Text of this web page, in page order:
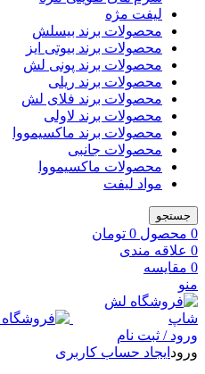
لیفت مژه
محصولات برند بیسلش
محصولات برند بیوتی ایز
محصولات برند پونی لش
محصولات برند ریلی
محصولات برند فلای لش
محصولات برند لاولی
محصولات برند ماکسیمووا
محصولات جانبی
محصولات ماکسیمووا
مواد لیفت
جستجو
0 محصول 0 تومان
0 علاقه مندی
0 مقایسه
منو
ورود / ثبت نام
ورود ایجاد حساب کاربری